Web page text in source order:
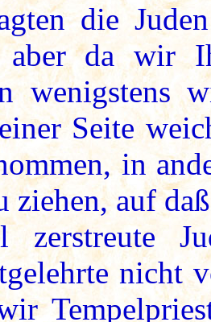
die
aber da wir
wenigstens
Seite
in
ziehen, auf
zerstreute
nicht